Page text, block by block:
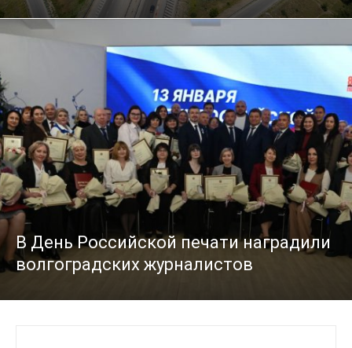
В День Российской печати наградили
волгоградских журналистов